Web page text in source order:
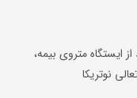
ایستگاه متروی بیمه،